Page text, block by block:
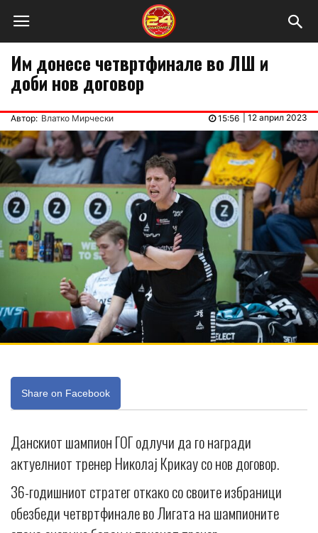
Им донесе четвртфинале во ЛШ и
доби нов договор
Автор: Влатко Мирчески 12 април 2023
15:56
Share on Facebook
Данскиот шампион ГОГ одлучи да го награди
актуелниот тренер Николај Крикау со нов договор.
36-годишниот стратег откако со своите избраници
обезбеди четвртфинале во Лигата на шампионите